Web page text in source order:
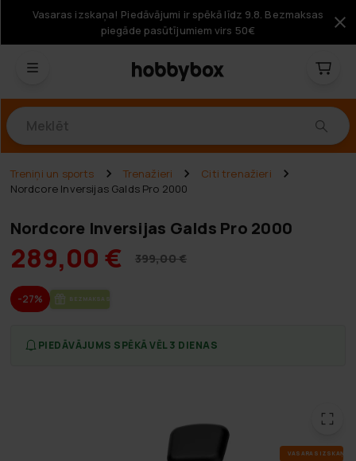
Vasaras izskaņa! Piedāvājumi ir spēkā līdz 9.8. Bezmaksas
piegāde pasūtījumiem virs 50€
Treniņi un sports Trenažieri
Citi trenažieri
Nordcore Inversijas Galds Pro 2000
Nordcore Inversijas Galds Pro 2000
289,00 € 399,00 €
-27% BEZ­MAK­SAS PIE­GĀ­DE
PIEDĀVĀJUMS SPĒKĀ VĒL 3 DIENAS
VA­SA­RAS IZ­SKA­ŅA